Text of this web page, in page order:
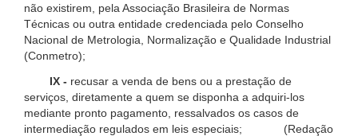
não existirem, pela Associação Brasileira de Normas
Técnicas ou outra entidade credenciada pelo Conselho
Nacional de Metrologia, Normalização e Qualidade Industrial
(Conmetro);
IX - recusar a venda de bens ou a prestação de
serviços, diretamente a quem se disponha a adquiri-los
mediante pronto pagamento, ressalvados os casos de
intermediação regulados em leis especiais; (Redação